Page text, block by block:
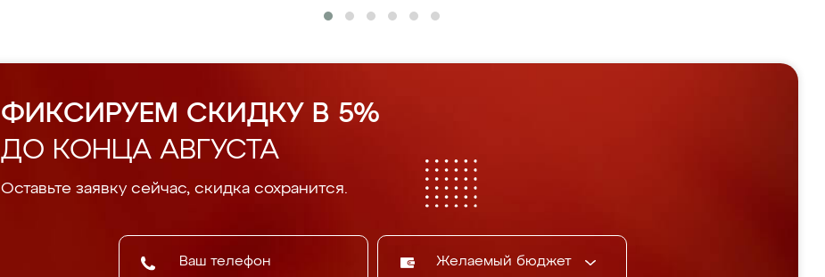
ФИКСИРУЕМ СКИДКУ В 5%
ДО КОНЦА АВГУСТА
Оставьте заявку сейчас, скидка сохранится.
Желаемый бюджет